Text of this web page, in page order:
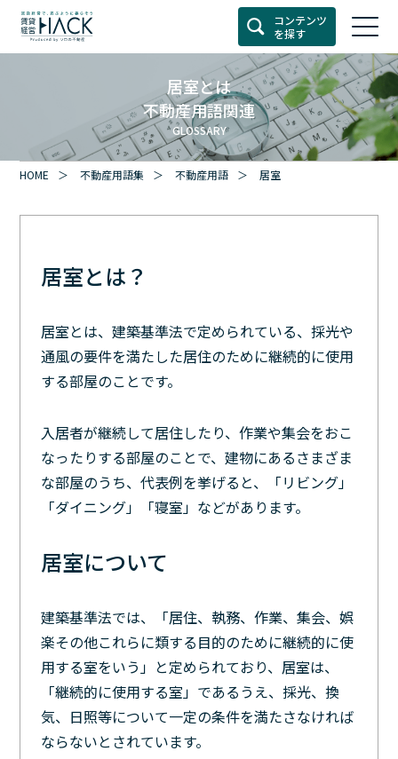
コンテンツ
を探す
居室とは
不動産用語関連
GLOSSARY
HOME 不動産用語集 不動産用語 居室
居室とは？
居室とは、建築基準法で定められている、採光や
通風の要件を満たした居住のために継続的に使用
する部屋のことです。
入居者が継続して居住したり、作業や集会をおこ
なったりする部屋のことで、建物にあるさまざま
な部屋のうち、代表例を挙げると、「リビング」
「ダイニング」「寝室」などがあります。
居室について
建築基準法では、「居住、執務、作業、集会、娯
楽その他これらに類する目的のために継続的に使
用する室をいう」と定められており、居室は、
「継続的に使用する室」であるうえ、採光、換
気、日照等について一定の条件を満たさなければ
ならないとされています。